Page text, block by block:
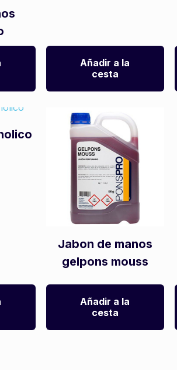
Añadir a la
cesta
Jabon de manos
gelpons mouss
Añadir a la
cesta